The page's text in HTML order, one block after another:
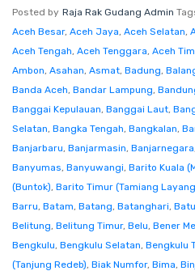
Posted by Raja Rak Gudang Admin
Aceh Besar, Aceh Jaya, Aceh Selatan,
Aceh Tengah, Aceh Tenggara, Aceh
Ambon, Asahan, Asmat, Badung,
Banda Aceh, Bandar Lampung,
Banggai Kepulauan, Banggai Laut,
Selatan, Bangka Tengah, Bangkalan,
Banjarbaru, Banjarmasin, Banjarnegara
Banyumas, Banyuwangi, Barito Kuala
(Buntok), Barito Timur (Tamiang
Barru, Batam, Batang, Batanghari, Batu
Belitung, Belitung Timur, Belu, Bener
Bengkulu, Bengkulu Selatan, Bengkulu
(Tanjung Redeb), Biak Numfor, Bima,